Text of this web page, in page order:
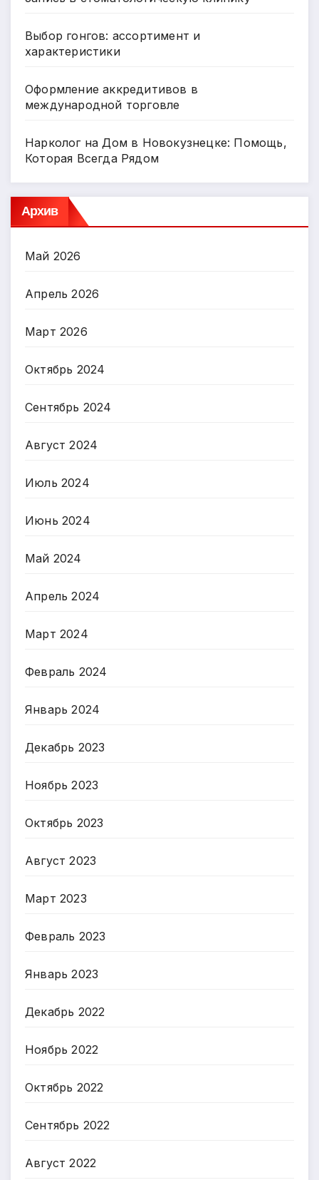
Выбор гонгов: ассортимент и
характеристики
Оформление аккредитивов в
международной торговле
Нарколог на Дом в Новокузнецке: Помощь,
Которая Всегда Рядом
Архив
Май 2026
Апрель 2026
Март 2026
Октябрь 2024
Сентябрь 2024
Август 2024
Июль 2024
Июнь 2024
Май 2024
Апрель 2024
Март 2024
Февраль 2024
Январь 2024
Декабрь 2023
Ноябрь 2023
Октябрь 2023
Август 2023
Март 2023
Февраль 2023
Январь 2023
Декабрь 2022
Ноябрь 2022
Октябрь 2022
Сентябрь 2022
Август 2022